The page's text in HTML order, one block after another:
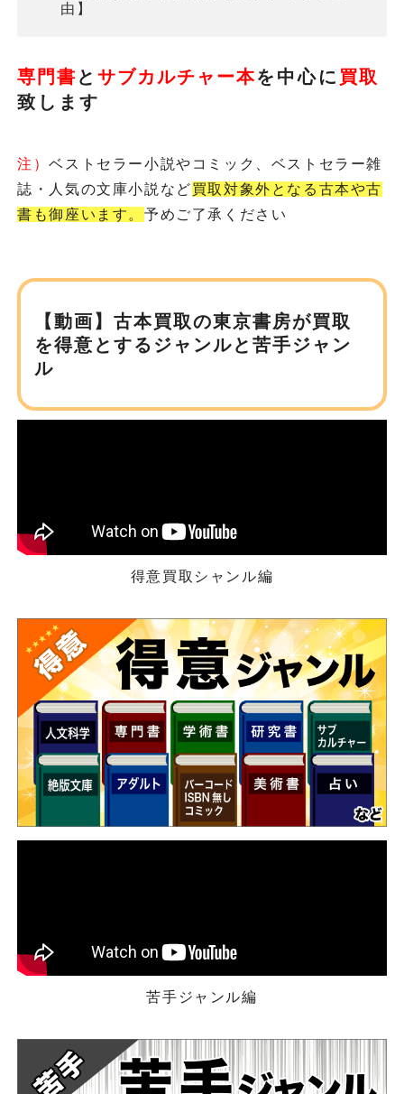
由】
専門書 とサブカルチャー本を 中心に 買取
致します
注）ベストセラー小説やコミック、ベストセラー雑
誌・人気の文庫小説など買取対象外となる古本や古
書も御座います。 予めご了承ください
【動画】古本買取の東京書房が買取
を得意とするジャンルと苦手ジャン
ル
得意買取シャンル編
苦手ジャンル編